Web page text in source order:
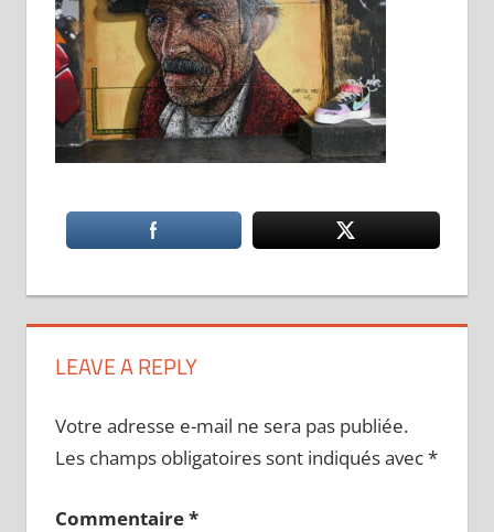
LEAVE A REPLY
Votre adresse e-mail ne sera pas publiée.
Les champs obligatoires sont indiqués avec*
Commentaire*